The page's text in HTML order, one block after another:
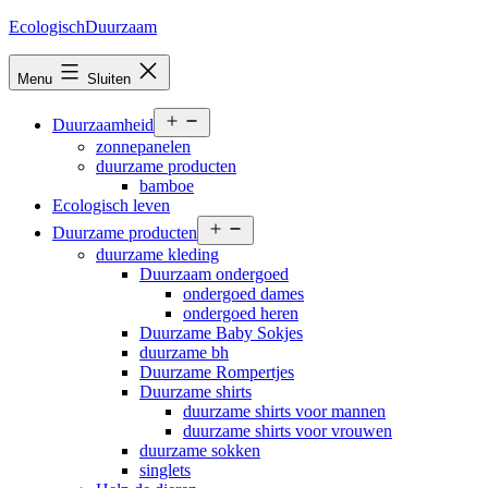
Ga
inhoud
EcologischDuurzaam
Menu Sluiten
Duurzaamheid
menu
zonnepanelen
duurzame producten
bamboe
Ecologisch leven
Duurzame producten
menu
duurzame kleding
Duurzaam ondergoed
ondergoed dames
ondergoed heren
Duurzame Baby Sokjes
duurzame bh
Duurzame Rompertjes
Duurzame shirts
duurzame shirts voor mannen
duurzame shirts voor vrouwen
duurzame sokken
singlets